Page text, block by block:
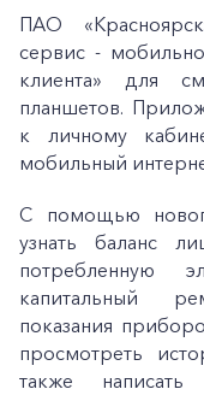
ПАО
сервис -
клиента» для
планшетов.
к личному
мобильный
С помощью
узнать баланс
потребленную
капитальный
показания
просмотреть
также